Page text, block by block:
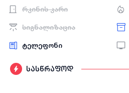
რკინის კარი
სიგნალიზაცია
ტელეფონი
სასწრაფოდ